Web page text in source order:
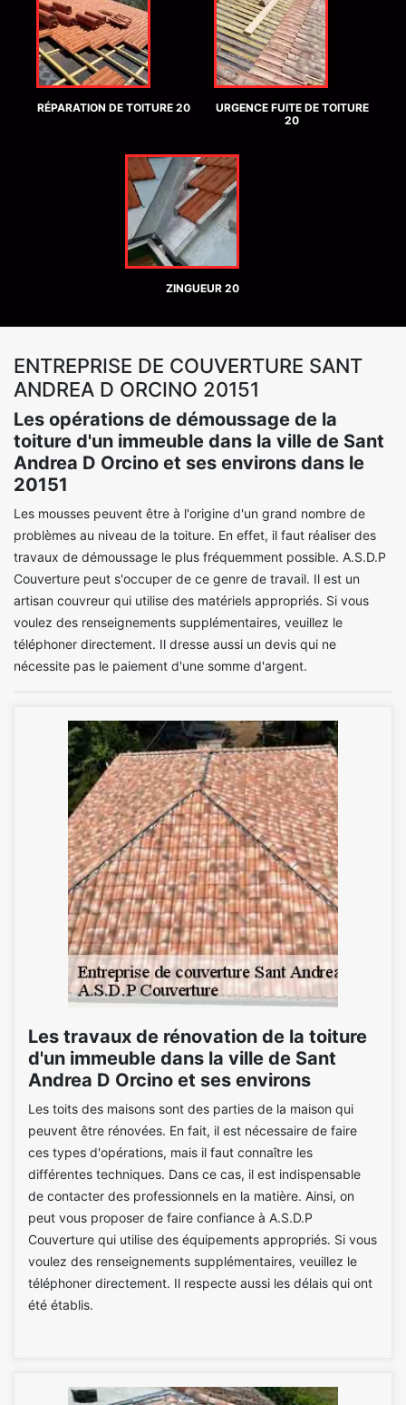
RÉPARATION DE TOITURE 20
URGENCE FUITE DE TOITURE
20
ZINGUEUR 20
ENTREPRISE DE COUVERTURE SANT
ANDREA D ORCINO 20151
Les opérations de démoussage de la
toiture d'un immeuble dans la ville de Sant
Andrea D Orcino et ses environs dans le
20151
Les mousses peuvent être à l'origine d'un grand nombre de
problèmes au niveau de la toiture. En effet, il faut réaliser des
travaux de démoussage le plus fréquemment possible. A.S.D.P
Couverture peut s'occuper de ce genre de travail. Il est un
artisan couvreur qui utilise des matériels appropriés. Si vous
voulez des renseignements supplémentaires, veuillez le
téléphoner directement. Il dresse aussi un devis qui ne
nécessite pas le paiement d'une somme d'argent.
Les travaux de rénovation de la toiture
d'un immeuble dans la ville de Sant
Andrea D Orcino et ses environs
Les toits des maisons sont des parties de la maison qui
peuvent être rénovées. En fait, il est nécessaire de faire
ces types d'opérations, mais il faut connaître les
différentes techniques. Dans ce cas, il est indispensable
de contacter des professionnels en la matière. Ainsi, on
peut vous proposer de faire confiance à A.S.D.P
Couverture qui utilise des équipements appropriés. Si vous
voulez des renseignements supplémentaires, veuillez le
téléphoner directement. Il respecte aussi les délais qui ont
été établis.